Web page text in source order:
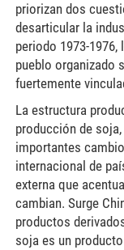
priorizan dos
desarticular la
periodo 1973-
pueblo organizado
fuertemente
La estructura
producción de
importantes
internacional de
externa que
cambian. Surge
productos
soja es un